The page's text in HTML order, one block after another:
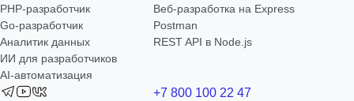
РНР-разработчик
Go-разработчик
Аналитик данных
ИИ для разработчиков
AI-автоматизация
Веб-разработка на Express
Postman
REST API в Node.js
+7 800 100 22 47